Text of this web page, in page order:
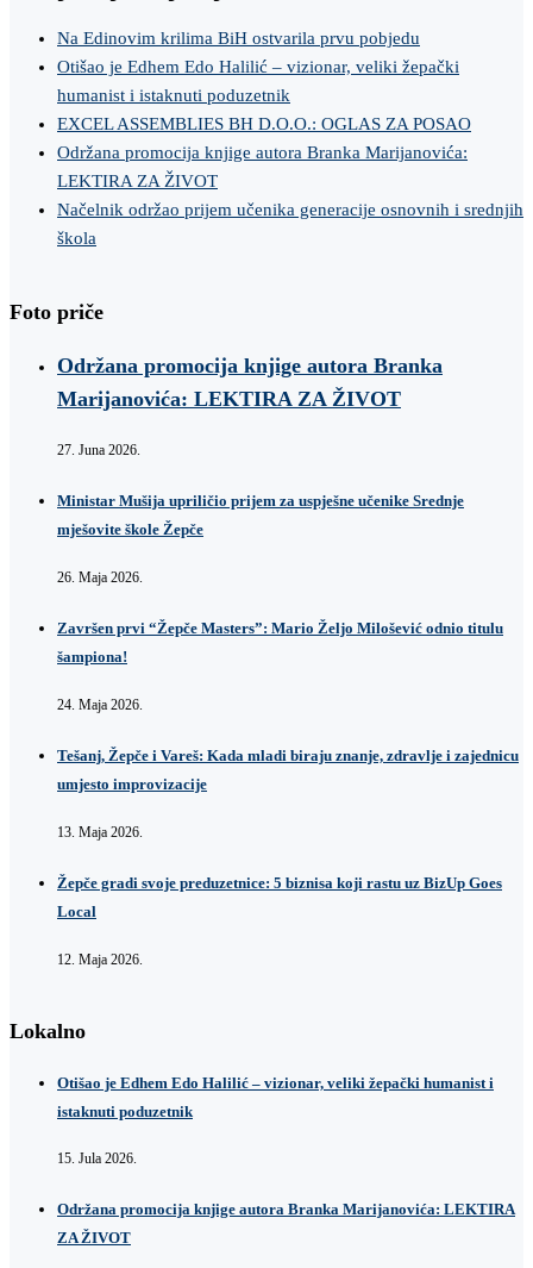
Na Edinovim krilima BiH ostvarila prvu pobjedu
Otišao je Edhem Edo Halilić – vizionar, veliki žepački
humanist i istaknuti poduzetnik
EXCEL ASSEMBLIES BH D.O.O.: OGLAS ZA POSAO
Održana promocija knjige autora Branka Marijanovića:
LEKTIRA ZA ŽIVOT
Načelnik održao prijem učenika generacije osnovnih i srednjih
škola
Foto priče
Održana promocija knjige autora Branka
Marijanovića: LEKTIRA ZA ŽIVOT
27. Juna 2026.
Ministar Mušija upriličio prijem za uspješne učenike Srednje
mješovite škole Žepče
26. Maja 2026.
Završen prvi “Žepče Masters”: Mario Željo Milošević odnio titulu
šampiona!
24. Maja 2026.
Tešanj, Žepče i Vareš: Kada mladi biraju znanje, zdravlje i zajednicu
umjesto improvizacije
13. Maja 2026.
Žepče gradi svoje preduzetnice: 5 biznisa koji rastu uz BizUp Goes
Local
12. Maja 2026.
Lokalno
Otišao je Edhem Edo Halilić – vizionar, veliki žepački humanist i
istaknuti poduzetnik
15. Jula 2026.
Održana promocija knjige autora Branka Marijanovića: LEKTIRA
ZA ŽIVOT